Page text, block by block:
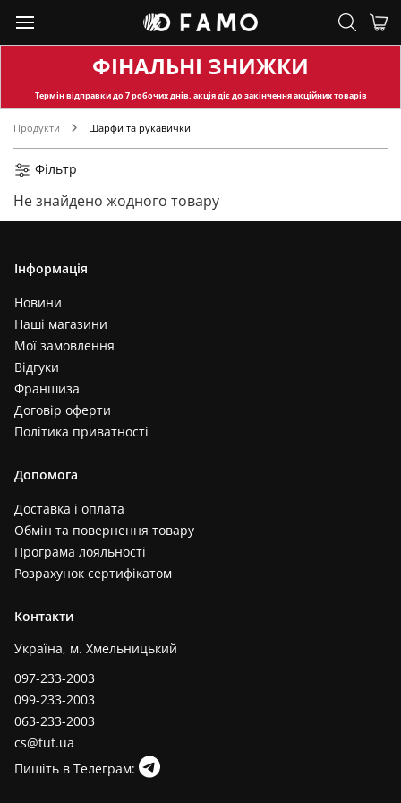
ФІНАЛЬНІ ЗНИЖКИ
Термін відправкидо 7 робочих днів, акція діє до закінчення акційних товарів
Продукти Шарфи та рукавички
Фільтр
Не знайдено жодного товару
Інформація
Новини
Наші магазини
Мої замовлення
Відгуки
Франшиза
Договір оферти
Політика приватності
Допомога
Доставка і оплата
Обмін та повернення товару
Програма лояльності
Розрахунок сертифікатом
Контакти
Україна, м. Хмельницький
097-233-2003
099-233-2003
063-233-2003
cs@tut.ua
Пишіть в Телеграм: